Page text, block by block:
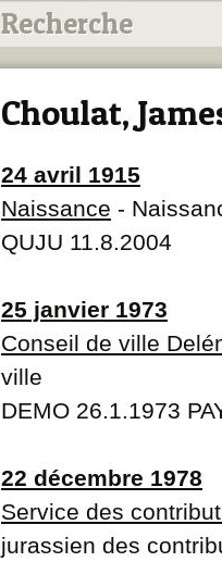
Choulat,
24 avril 1915
Naissance -
QUJU 11.8.2004
25 janvier 1973
Conseil de ville
ville
DEMO 26.1.1973
22 décembre 1978
Service des
jurassien des